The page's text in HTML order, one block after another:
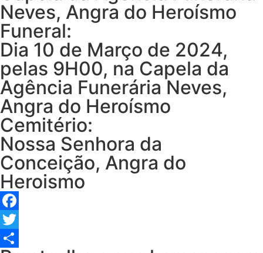
Neves, Angra do Heroísmo
Funeral:
Dia 10 de Março de 2024,
pelas 9H00, na Capela da
Agência Funerária Neves,
Angra do Heroísmo
Cemitério:
Nossa Senhora da
Conceição, Angra do
Heroismo
Facebook
Twitter